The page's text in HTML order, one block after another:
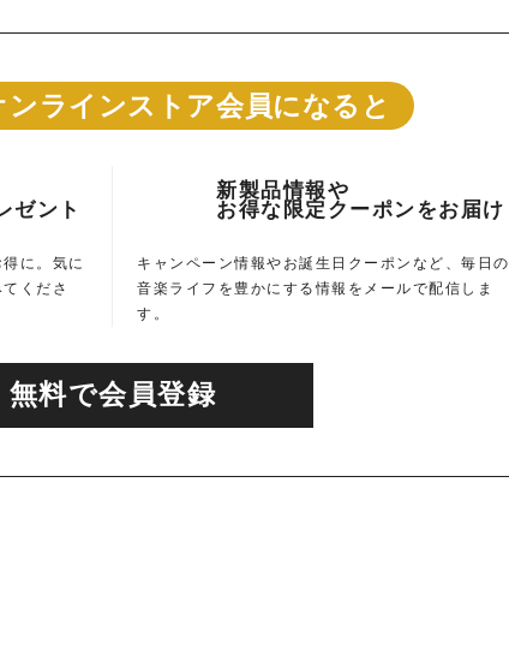
ンラインストア会員になると
ゼント
に。気に
くださ
新製品情報や
お得な限定クーポンをお届け
キャンペーン情報やお誕生日クーポンなど、毎日の
音楽ライフを豊かにする情報をメールで配信しま
す。
無料で会員登録